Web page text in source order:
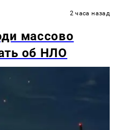
2 часа назад
массово
об НЛО